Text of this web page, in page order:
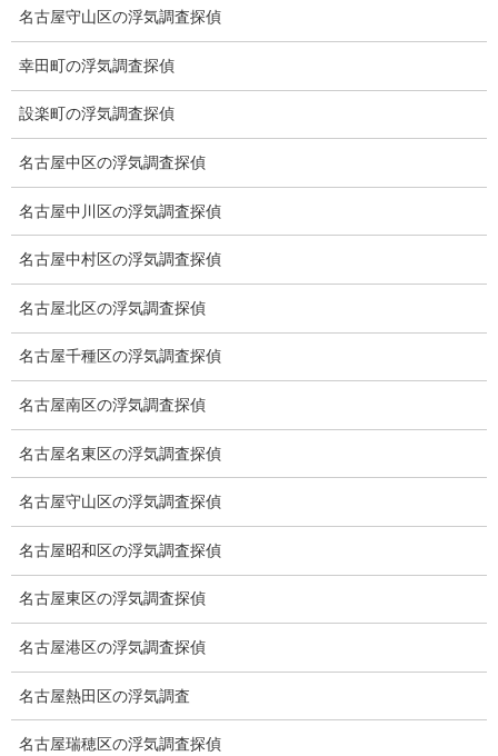
探偵を本業
調査機器
探偵の資格
浮気調査の相場
調査費用と調査日数の目安
浮気調査料金の比較例
GPS検索調査
GPS調査
車両調査
名古屋守山区の浮気調査探偵
幸田町の浮気調査探偵
設楽町の浮気調査探偵
名古屋中区の浮気調査探偵
名古屋中川区の浮気調査探偵
名古屋中村区の浮気調査探偵
名古屋北区の浮気調査探偵
名古屋千種区の浮気調査探偵
名古屋南区の浮気調査探偵
名古屋名東区の浮気調査探偵
名古屋守山区の浮気調査探偵
名古屋昭和区の浮気調査探偵
名古屋東区の浮気調査探偵
名古屋港区の浮気調査探偵
名古屋熱田区の浮気調査
名古屋瑞穂区の浮気調査探偵